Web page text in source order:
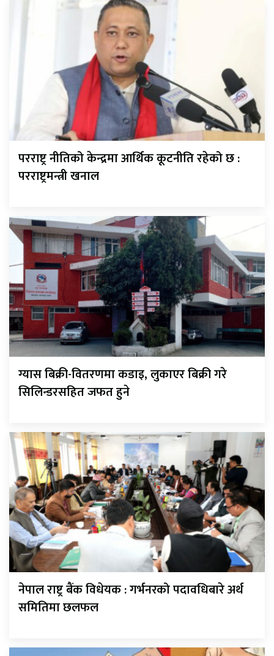
परराष्ट्र नीतिको केन्द्रमा आर्थिक कूटनीति रहेको छ :
परराष्ट्रमन्त्री खनाल
ग्यास बिक्री-वितरणमा कडाइ, लुकाएर बिक्री गरे
सिलिन्डरसहित जफत हुने
नेपाल राष्ट्र बैंक विधेयक : गर्भनरको पदावधिबारे अर्थ
समितिमा छलफल